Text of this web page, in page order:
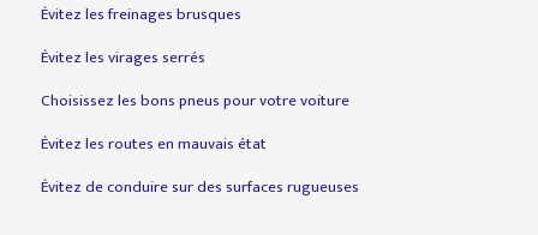
Évitez les freinages brusques
Évitez les virages serrés
Choisissez les bons pneus pour votre voiture
Évitez les routes en mauvais état
Évitez de conduire sur des surfaces rugueuses